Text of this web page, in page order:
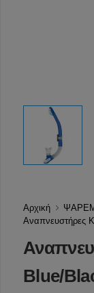
Αρχική
Αναπνευστήρες
Blue/